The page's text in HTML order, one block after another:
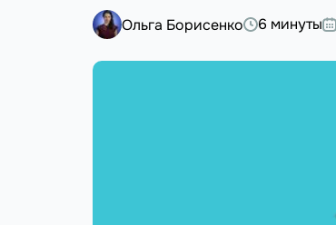
Ольга Борисенко 6 минуты